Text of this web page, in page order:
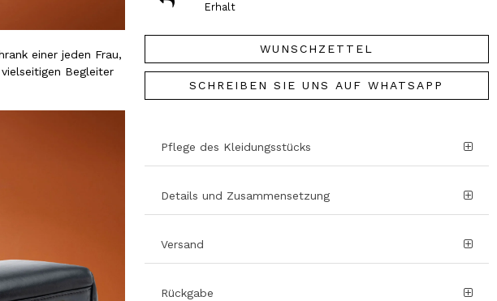
einer jeden Frau,
Begleiter
Erhalt
WUNSCHZETTEL
SCHREIBEN SIE UNS AUF WHATSAPP
Pflege des Kleidungsstücks
Details und Zusammensetzung
Versand
Rückgabe